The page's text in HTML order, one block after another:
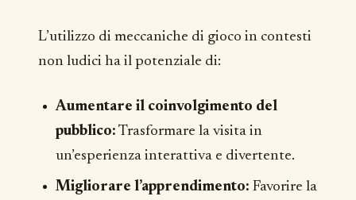
L’utilizzo di meccaniche di gioco in contesti
non ludici ha il potenziale di:
Aumentare il coinvolgimento del
pubblico: Trasformare la visita in
un’esperienza interattiva e divertente.
Migliorare l’apprendimento: Favorire la